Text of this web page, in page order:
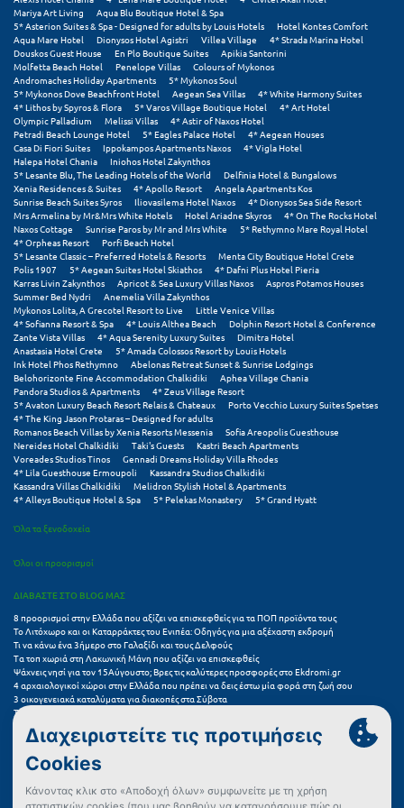
Μυστράς
Μυτιλήνη
Ν
Νάξος
Νάουσα
Ναυπακτία
Ναύπλιο
Νέα Μάκρη
Νέα Στύρα Εύβοιας
Νέοι Πόροι Πιερίας
Ξ
Ξυλόκαστρο
Ο
Ορεινή Αρκαδία
Ορεινή Ναυπακτία
Π
Πάλαιρος
Παξοί
Παραλία Κατερίνης
Παραλία Λιτοχώρου
Παράλιο Άστρος
Mariya Art Living
Aqua Blu Boutique Hotel & Spa
5* Asterion Suites & Spa - Designed for adults by Louis Hotels
Hotel Kontes Comfort
Aqua Mare Hotel
Dionysos Hotel Agistri Villea Village
4* Strada Marina Hotel
Douskos Guest House
En Plo Boutique Suites
Apikia Santorini
Molfetta Beach Hotel
Penelope Villas
Colours of Mykonos
Andromaches Holiday Apartments
5* Mykonos Soul
5* Mykonos Dove Beachfront Hotel
Aegean Sea Villas
4* White Harmony Suites
4* Lithos by Spyros & Flora
5* Varos Village Boutique Hotel
4* Art Hotel
Olympic Palladium
Melissi Villas
4* Astir of Naxos Hotel
Petradi Beach Lounge Hotel
5* Eagles Palace Hotel
4* Aegean Houses
Casa Di Fiori Suites
Ippokampos Apartments Naxos
4* Vigla Hotel
Halepa Hotel Chania
Iniohos Hotel Zakynthos
5* Lesante Blu, The Leading Hotels of the World
Delfinia Hotel & Bungalows
Xenia Residences & Suites
4* Apollo Resort
Angela Apartments Kos
Sunrise Beach Suites Syros
Iliovasilema Hotel Naxos
4* Dionysos Sea Side Resort
Mrs Armelina by Mr&Mrs White Hotels
Hotel Ariadne Skyros
4* On The Rocks Hotel
Naxos Cottage
Sunrise Paros by Mr and Mrs White
5* Rethymno Mare Royal Hotel
4* Orpheas Resort
Porfi Beach Hotel
5* Lesante Classic – Preferred Hotels & Resorts
Menta City Boutique Hotel Crete
Polis 1907
5* Aegean Suites Hotel Skiathos
4* Dafni Plus Hotel Pieria
Karras Livin Zakynthos
Apricot & Sea Luxury Villas Naxos
Aspros Potamos Houses
Summer Bed Nydri
Anemelia Villa Zakynthos
Mykonos Lolita, A Grecotel Resort to Live
Little Venice Villas
4* Sofianna Resort & Spa
4* Louis Althea Beach
Dolphin Resort Hotel & Conference
Zante Vista Villas
4* Aqua Serenity Luxury Suites
Dimitra Hotel
Anastasia Hotel Crete
5* Amada Colossos Resort by Louis Hotels
Ink Hotel Phos Rethymno
Abelonas Retreat Sunset & Sunrise Lodgings
Belohorizonte Fine Accommodation Chalkidiki
Aphea Village Chania
Pandora Studios & Apartments
4* Zeus Village Resort
5* Avaton Luxury Beach Resort Relais & Chateaux
Porto Vecchio Luxury Suites Spetses
4* The King Jason Protaras – Designed for adults
Romanos Beach Villas by Xenia Resorts Messenia
Sofia Areopolis Guesthouse
Nereides Hotel Chalkidiki
Taki's Guests
Kastri Beach Apartments
Voreades Studios Tinos
Gennadi Dreams Holiday Villa Rhodes
4* Lila Guesthouse Ermoupoli
Kassandra Studios Chalkidiki
Kassandra Villas Chalkidiki
Melidron Stylish Hotel & Apartments
4* Alleys Boutique Hotel & Spa
5* Pelekas Monastery 5* Grand Hyatt
Όλα τα ξενοδοχεία
Όλοι οι προορισμοί
ΔΙΑΒΑΣΤΕ ΣΤΟ BLOG ΜΑΣ
8 προορισμοί στην Ελλάδα που αξίζει να επισκεφθείς για τα ΠΟΠ προϊόντα τους
Το Λιτόχωρο και οι Καταρράκτες του Ενιπέα: Οδηγός για μια αξέχαστη εκδρομή
Τι να κάνω ένα 3ήμερο στο Γαλαξίδι και τους Δελφούς
Τα τοπ χωριά στη Λακωνική Μάνη που αξίζει να επισκεφθείς
Ψάχνεις νησί για τον 15Αύγουστο; Βρες τις καλύτερες προσφορές στο Ekdromi.gr
4 αρχαιολογικοί χώροι στην Ελλάδα που πρέπει να δεις έστω μία φορά στη ζωή σου
3 οικογενειακά καταλύματα για διακοπές στα Σύβοτα
Τα 11 καλύτερα καλοκαιρινά resorts στην Ελλάδα
7 μικρά ελληνικά νησιά για αξέχαστες καλοκαιρινές διακοπές
5+1 ινσταγκραμικές παραλίες στην Ελλάδα που αξίζουν μια θέση στο feed σου
Συχνές Ερωτήσεις (FAQs) για Ξενοδοχεία